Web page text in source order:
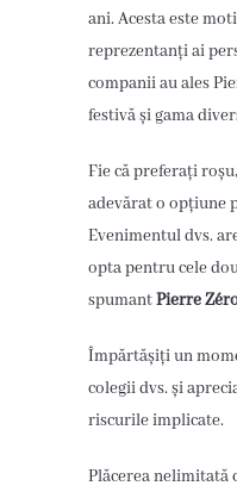
ani. Acesta este
reprezentanți ai
companii au ales
festivă și gama
Fie că preferați
adevărat o opțiune
Evenimentul dvs.
opta pentru cele
spumantPierre
Împărtășiți un
colegii dvs. și
riscurile implicate.
Plăcerea nelimitată